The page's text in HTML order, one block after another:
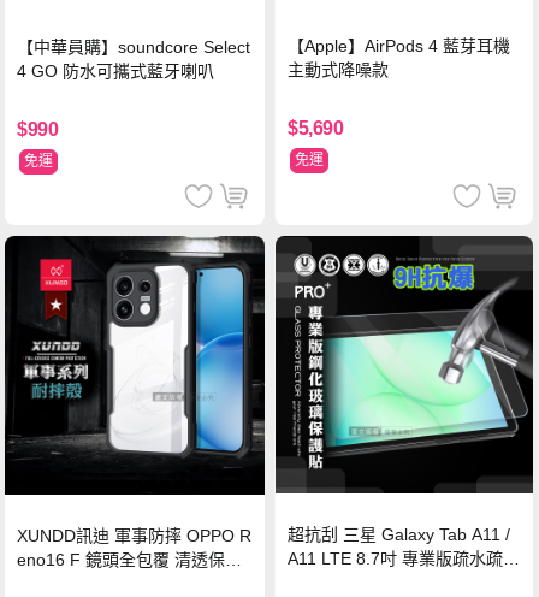
【中華員購】soundcore Select
4 GO 防水可攜式藍牙喇叭
$990
免運
【Apple】AirPods 4 藍芽耳機
主動式降噪款
$5,690
免運
XUNDD訊迪 軍事防摔 OPPO R
eno16 F 鏡頭全包覆 清透保護
超抗刮 三星 Galaxy Tab A11 /
A11 LTE 8.7吋 專業版疏水疏油